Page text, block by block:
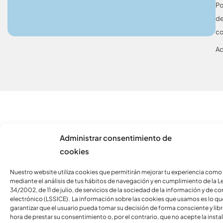
Administrar consentimiento de
cookies
Nuestro website utiliza cookies que permitirán mejorar tu experiencia como
mediante el análisis de tus hábitos de navegación y en cumplimiento de la
34/2002, de 11 de julio, de servicios de la sociedad de la información y de
electrónico (LSSICE). La información sobre las cookies que usamos es lo
garantizar que el usuario pueda tomar su decisión de forma consciente y
hora de prestar su consentimiento o, por el contrario, que no acepte la